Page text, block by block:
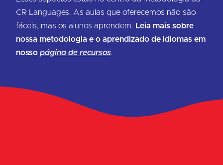
CR Languages. As aulas que oferecemos não são
fáceis, mas os alunos aprendem. Leia mais sobre
nossa metodologia e o aprendizado de idiomas em
nossopágina de recursos.